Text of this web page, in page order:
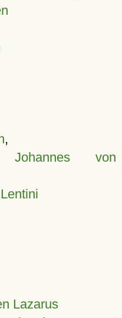
,
Johannes von
Lazarus